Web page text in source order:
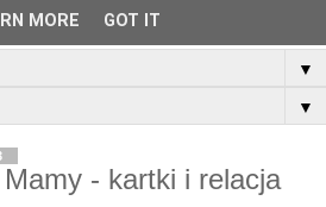
▼
▼
- kartki i relacja
MORE GOT IT